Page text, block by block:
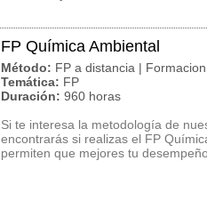
FP Química Ambiental
Método: FP a distancia |
Temática: FP
Duración: 960 horas
Si te interesa la metodología de
encontrarás si realizas el FP
permiten que mejores tu desempeño